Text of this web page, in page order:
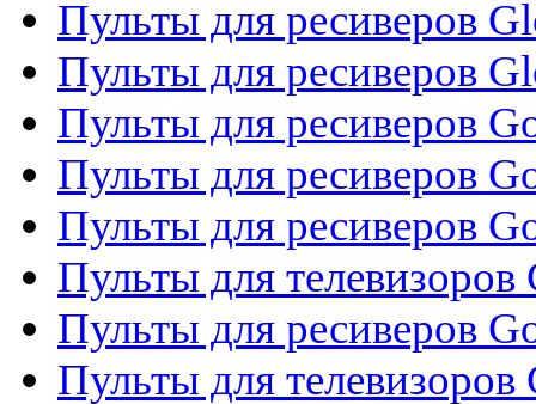
Пульты для ресиверов
Пульты для ресиверов
Пульты для ресиверов
Пульты для ресиверов
Пульты для ресиверов
Пульты для телевизоров
Пульты для ресиверов
Пульты для телевизоров